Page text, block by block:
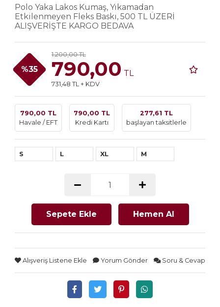
Polo Yaka Lakos Kumaş, Yıkamadan
Etkilenmeyen Fleks Baskı, 500 TL ÜZERİ
ALIŞVERİŞTE KARGO BEDAVA
%35
1.200,00 TL
790,00 TL
731,48 TL + KDV
790,00 TL
Havale / EFT
790,00 TL
Kredi Kartı
277,61 TL
başlayan taksitlerle
S L XL M
Sepete Ekle Hemen Al
Alışveriş Listene Ekle Yorum Gönder Soru & Cevap